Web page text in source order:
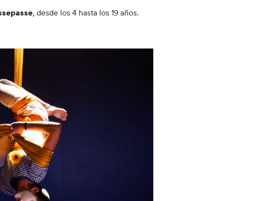
, desde los 4 hasta los 19 años.